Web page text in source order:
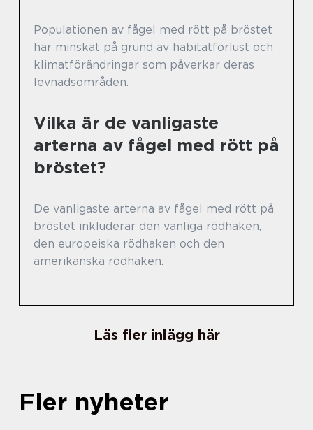
Populationen av fågel med rött på bröstet
har minskat på grund av habitatförlust och
klimatförändringar som påverkar deras
levnadsområden.
Vilka är de vanligaste
arterna av fågel med rött på
bröstet?
De vanligaste arterna av fågel med rött på
bröstet inkluderar den vanliga rödhaken,
den europeiska rödhaken och den
amerikanska rödhaken.
Läs fler inlägg här
Fler nyheter